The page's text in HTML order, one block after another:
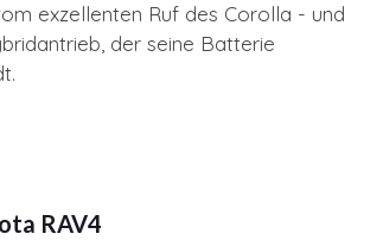
exzellenten Ruf des Corolla - und
der seine Batterie
RAV4